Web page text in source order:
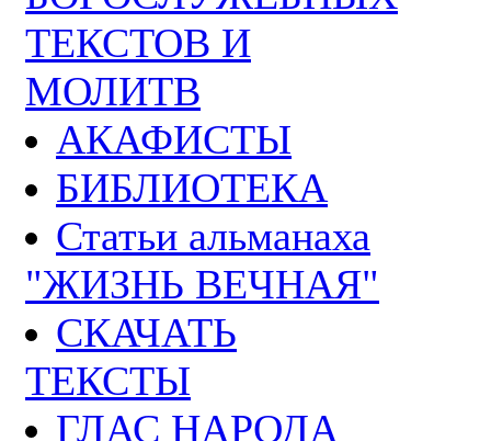
ТЕКСТОВ И
МОЛИТВ
АКАФИСТЫ
БИБЛИОТЕКА
Статьи альманаха
"ЖИЗНЬ ВЕЧНАЯ"
СКАЧАТЬ
ТЕКСТЫ
ГЛАС НАРОДА